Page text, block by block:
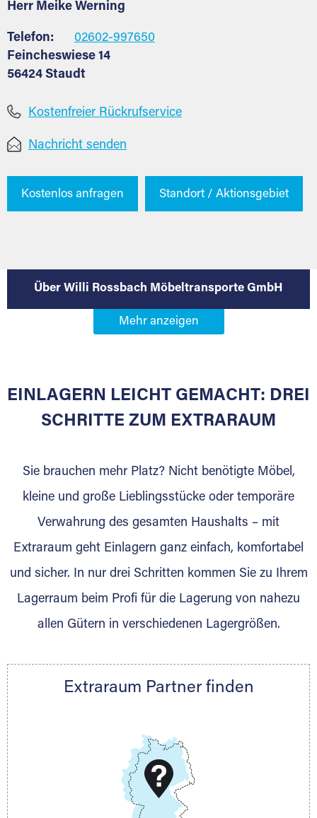
Herr Meike Werning
Telefon:
02602-997650
Feincheswiese 14
56424 Staudt
Kostenfreier Rückrufservice
Nachricht senden
Kostenlos anfragen Standort / Aktionsgebiet
Über Willi Rossbach Möbeltransporte GmbH
DAS SIND WIR
Transports hochsensibler Güter aus
Montabaur. Aus unserer Spezialisierung
passenden Lagerboxen und Containern und
Witterungseinflüssen geschützt und sicher.
Wir beraten Sie gerne per E-Mail, Telefon oder
vor Ort und erstellen Ihnen ein
maßgeschneidertes Angebot. Denn wir lagern
EINLAGERN LEICHT GEMACHT: DREI
SCHRITTE ZUM EXTRARAUM
Sie brauchen mehr Platz? Nicht benötigte Möbel,
kleine und große Lieblingsstücke oder temporäre
Verwahrung des gesamten Haushalts – mit
Extraraum geht Einlagern ganz einfach, komfortabel
und sicher. In nur drei Schritten kommen Sie zu Ihrem
Lagerraum beim Profi für die Lagerung von nahezu
allen Gütern in verschiedenen Lagergrößen.
Extraraum Partner finden